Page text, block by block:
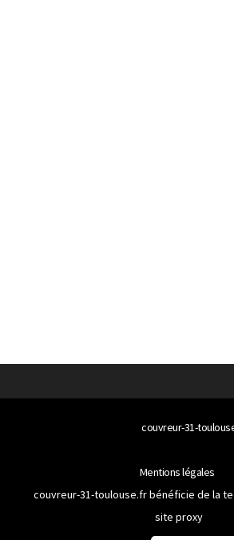
couvreur-31-
Mentions légales
couvreur-31-toulouse.fr bénéficie de la
site proxy